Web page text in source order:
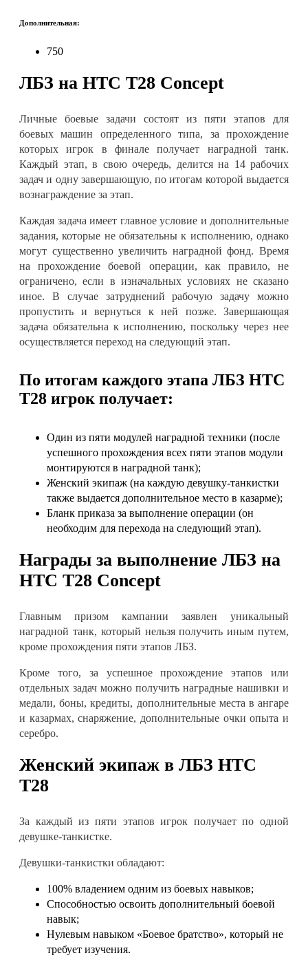
Дополнительная:
750
ЛБЗ на HTC T28 Concept
Личные боевые задачи состоят из пяти этапов для
боевых машин определенного типа, за прохождение
которых игрок в финале получает наградной танк.
Каждый этап, в свою очередь, делится на 14 рабочих
задач и одну завершающую, по итогам которой выдается
вознаграждение за этап.
Каждая задача имеет главное условие и дополнительные
задания, которые не обязательны к исполнению, однако
могут существенно увеличить наградной фонд. Время
на прохождение боевой операции, как правило, не
ограничено, если в изначальных условиях не сказано
иное. В случае затруднений рабочую задачу можно
пропустить и вернуться к ней позже. Завершающая
задача обязательна к исполнению, поскольку через нее
осуществляется переход на следующий этап.
По итогам каждого этапа ЛБЗ HTC
Т28 игрок получает:
Один из пяти модулей наградной техники (после
успешного прохождения всех пяти этапов модули
монтируются в наградной танк);
Женский экипаж (на каждую девушку-танкистки
также выдается дополнительное место в казарме);
Бланк приказа за выполнение операции (он
необходим для перехода на следующий этап).
Награды за выполнение ЛБЗ на
HTC Т28 Concept
Главным призом кампании заявлен уникальный
наградной танк, который нельзя получить иным путем,
кроме прохождения пяти этапов ЛБЗ.
Кроме того, за успешное прохождение этапов или
отдельных задач можно получить наградные нашивки и
медали, боны, кредиты, дополнительные места в ангаре
и казармах, снаряжение, дополнительные очки опыта и
серебро.
Женский экипаж в ЛБЗ HTC
T28
За каждый из пяти этапов игрок получает по одной
девушке-танкистке.
Девушки-танкистки обладают:
100% владением одним из боевых навыков;
Способностью освоить дополнительный боевой
навык;
Нулевым навыком «Боевое братство», который не
требует изучения.